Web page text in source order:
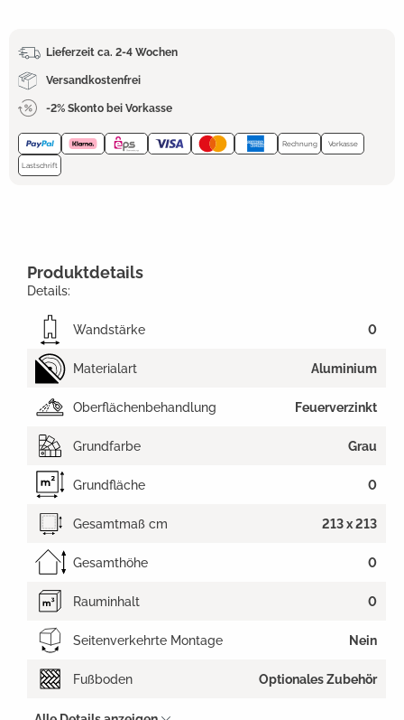
Lieferzeit ca. 2-4 Wochen
Versandkostenfrei
-2% Skonto bei Vorkasse
Rechnung Vorkasse
Lastschrift
Produktdetails
Details:
Wandstärke 0
Materialart Aluminium
Oberflächenbehandlung Feuerverzinkt
Grundfarbe Grau
Grundfläche 0
Gesamtmaß cm 213 x 213
Gesamthöhe 0
Rauminhalt 0
Seitenverkehrte Montage Nein
Fußboden Optionales Zubehör